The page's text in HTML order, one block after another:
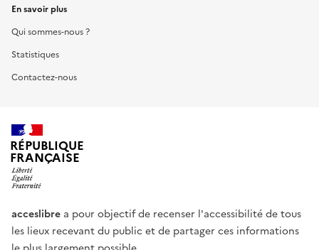
En savoir plus
Qui sommes-nous ?
Statistiques
Contactez-nous
RÉPUBLIQUE
FRANÇAISE
acceslibre a pour objectif de recenser l'accessibilité de tous
les lieux recevant du public et de partager ces informations